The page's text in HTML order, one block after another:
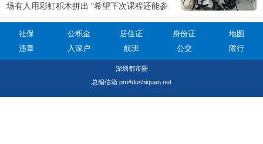
场有人用彩虹积木拼出 "希望下次课程还能参
加 "，有人用小人仔搭配阶梯积木象征 "想在职
场步步高升 "。
社保 公积金 居住证 身份证
地图
违章
入深户 航班 公交 限行
深圳都市圈
总编信箱 pm#dushiquan.net